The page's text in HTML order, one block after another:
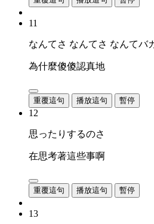
11
なんてさ なんてさ なんてバ
為什麼傻傻認真地
重覆這句 播放這句 暫停
12
思ったりするのさ
在思考著這些事啊
重覆這句 播放這句 暫停
13